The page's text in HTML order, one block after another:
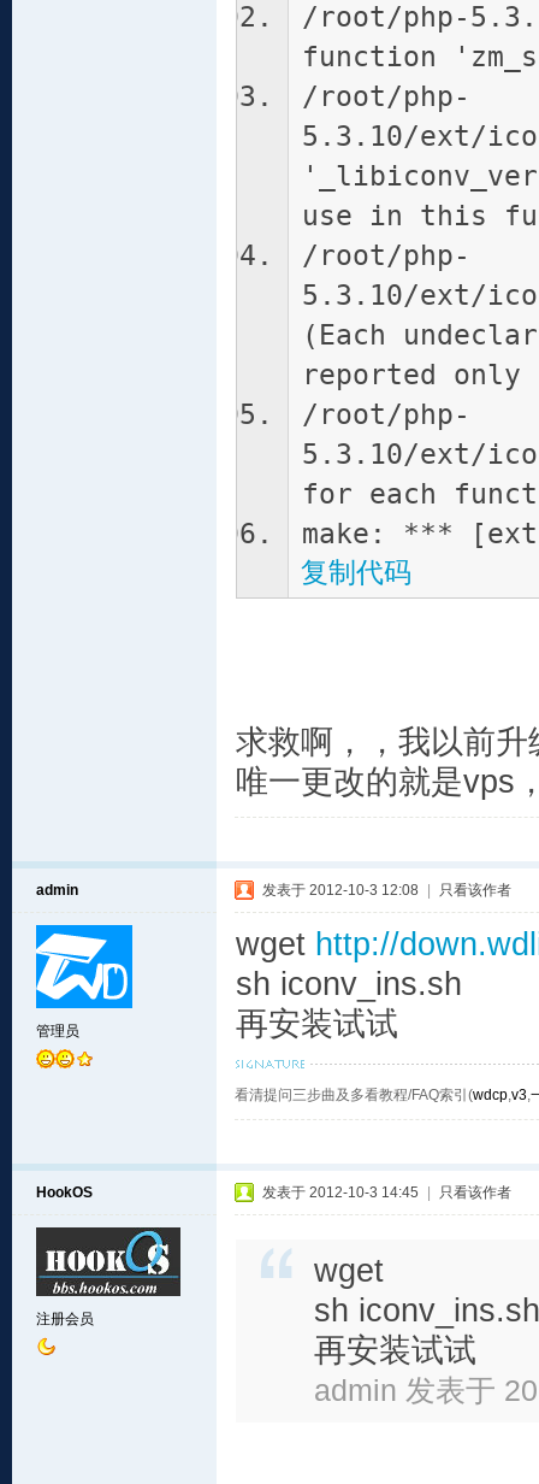
/root/php-
function
/root/php-
5.3.10/ext/
use in this
/root/php-
5.3.10/ext/
(Each
reported only
/root/php-
5.3.10/ext/
for each
make: ***
复制代码
求救啊，，我以前
唯一更改的就是vps
admin
管理员
发表于 2012-10-3 12:08 只看该作者
wget http://
sh iconv_ins.sh
再安装试试
看清提问三步曲及多看教程/FAQ索引(wdcp,v3,
HookOS
注册会员
发表于 2012-10-3 14:45 只看该作者
wget
sh iconv_ins.sh
再安装试试
admin 发表于